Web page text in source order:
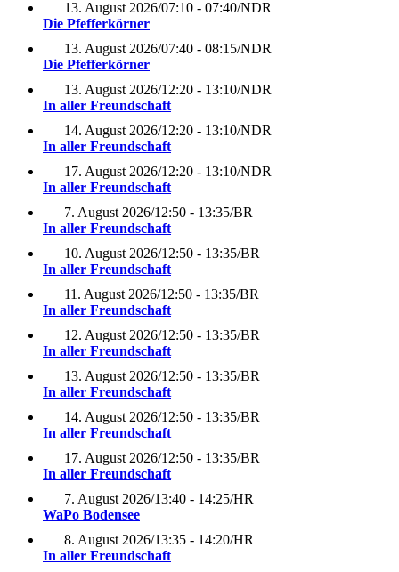
13. August 2026/07:10 - 07:40/NDR
Die Pfefferkörner
13. August 2026/07:40 - 08:15/NDR
Die Pfefferkörner
13. August 2026/12:20 - 13:10/NDR
In aller Freundschaft
14. August 2026/12:20 - 13:10/NDR
In aller Freundschaft
17. August 2026/12:20 - 13:10/NDR
In aller Freundschaft
7. August 2026/12:50 - 13:35/BR
In aller Freundschaft
10. August 2026/12:50 - 13:35/BR
In aller Freundschaft
11. August 2026/12:50 - 13:35/BR
In aller Freundschaft
12. August 2026/12:50 - 13:35/BR
In aller Freundschaft
13. August 2026/12:50 - 13:35/BR
In aller Freundschaft
14. August 2026/12:50 - 13:35/BR
In aller Freundschaft
17. August 2026/12:50 - 13:35/BR
In aller Freundschaft
7. August 2026/13:40 - 14:25/HR
WaPo Bodensee
8. August 2026/13:35 - 14:20/HR
In aller Freundschaft